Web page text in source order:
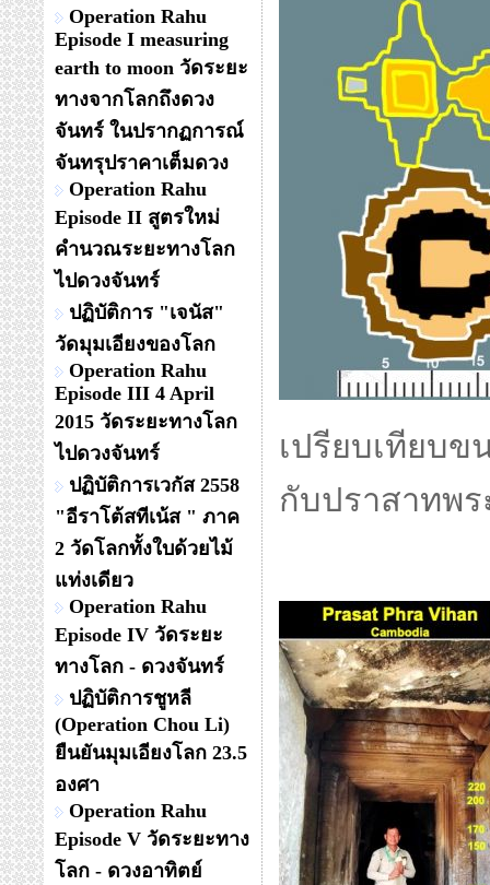
Operation Rahu
Episode I measuring
earth to moon วัดระยะ
ทางจากโลกถึงดวง
จันทร์ ในปรากฏการณ์
จันทรุปราคาเต็มดวง
Operation Rahu
Episode II สูตรใหม่
คำนวณระยะทางโลก
ไปดวงจันทร์
ปฏิบัติการ "เจนัส"
วัดมุมเอียงของโลก
Operation Rahu
Episode III 4 April
2015 วัดระยะทางโลก
ไปดวงจันทร์
ปฏิบัติการเวกัส 2558
"อีราโต้สทีเน้ส " ภาค
2 วัดโลกทั้งใบด้วยไม้
แท่งเดียว
Operation Rahu
Episode IV วัดระยะ
ทางโลก - ดวงจันทร์
ปฏิบัติการชูหลี
(Operation Chou Li)
ยืนยันมุมเอียงโลก 23.5
องศา
Operation Rahu
Episode V วัดระยะทาง
โลก - ดวงอาทิตย์
เปรียบเทียบข
กับปราสาทพ